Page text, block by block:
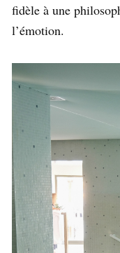
fidèle à une
l’émotion.